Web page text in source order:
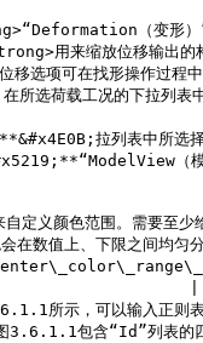
（变形
用来缩放位移输出的
选项可在找形操作过程中
选荷载工况的下拉列表
拉列表中所选择
（
颜色范围。需要至少
数值上、下限之间均匀
|
所示，可以输入正则表
图3.6.1.1包含“Id”列表的